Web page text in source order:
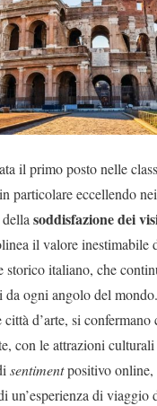
il primo posto nelle
particolare eccellendo
dellasoddisfazione dei
il valore inestimabile
storico italiano, che
ogni angolo del
d’arte, si confermano
con le attrazioni
sentimentpositivo online,
un’esperienza di viaggio